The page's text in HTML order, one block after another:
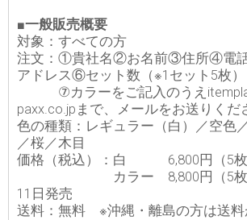
■一般販売概要
対象：すべての方
注文：①貴社名②お名前③住所④電
アドレス⑥セット数（※1セット5枚）
⑦カラーをご記入のうえ
paxx.co.jpまで、メールをお送りくだ
色の種類：レギュラー（白）／空色
／桜／木目
価格（税込）：白 6,800円（5枚
カラー 8,800円（5枚セ
11日発売
送料：無料 ※沖縄・離島の方は送料